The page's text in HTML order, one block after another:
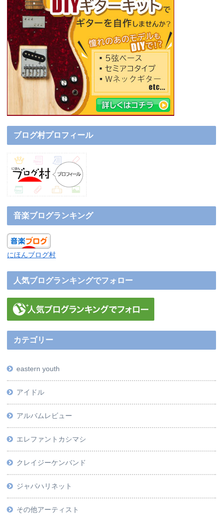
ブログ村プロフィール
音楽ブログランキング
にほんブログ村
人気ブログランキングでフォロー
カテゴリー
eastern youth
アイドル
アルバムレビュー
エレファントカシマシ
クレイジーケンバンド
ジャパハリネット
その他アーティスト